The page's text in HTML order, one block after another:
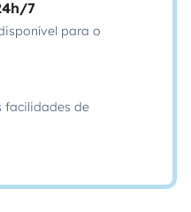
7
para o
facilidades de